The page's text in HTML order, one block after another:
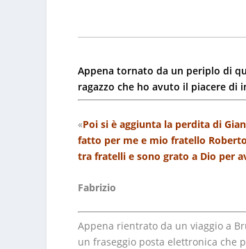
Appena tornato da un periplo di
ragazzo che ho avuto il piacere
«Poi si è aggiunta la perdita di
fatto per me e mio fratello
tra fratelli e sono grato a Dio per
Fabrizio
Appena rientrato da un viaggio a
un fraseggio posta elettronica che